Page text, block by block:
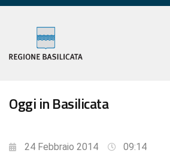
Oggi in Basilicata
24 Febbraio 2014 09:14